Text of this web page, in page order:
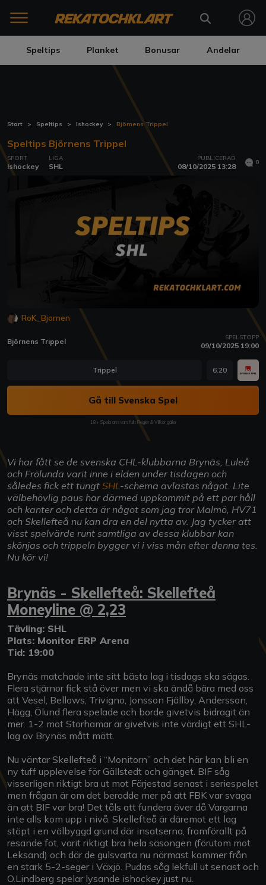
Speltips Planket Bonusar Andelar
Start Speltips Ishockey Björnens Trippel
Speltips Björnens Trippel
SPORT
Ishockey
LIGA
SHL
PUBLICERAD
08/10/2025 13:28 0
RoK_Bjornen
Björnens Trippel SPELSTOPP
09/10/2025 19:00
Trippel 6.20
Gå till Svenska Spel
18+ Spela ansvarsfullt Regler & Villkor gäller
Vi har fått se de svenska CHL-klubbarna Brynäs, Luleå
och Frölunda varit inne i elden under tisdagen och
således fick ett tungt SHL -schema avlastas något. Lite
välbehövlig paus har därmed uppkommit på ett par håll
och kanter och detta är något som jag tror Malmö, HV71
och Skellefteå nu kan dra en del nytta av. Jag tycker att
visst spelvärde runt samtliga av dessa klubbar kan
skönjas och trippeln bygger vi i viss mån efter denna tes.
Nu kör vi!
Brynäs - Skellefteå: Skellefteå
Moneyline @ 2,23
Tävling: SHL
Plats: Monitor ERP Arena
Tid: 19:00
Brynäs matchade inte sitt bästa lag i tisdags ska sägas.
Flera stjärnor fick stå över men vi ska ändå bära med oss
att Vesel, Bellows, Trivigno, Jonsson Fjällby, Andersson,
Hägg, Ölund flera spelade och borde givetvis bidragit än
mer. 1-2 mot Storhamar är givetvis inte värdigt ett SHL-
lag av Brynäs mått mätt.
Nu väntar Skellefteå i “Monitorn” och det här kan bli en
ny tuff upplevelse för Gällstedt och gänget. BIF såg
visserligen riktigt bra ut mot Färjestad senast i seriespelet
men frågan är om det berodde mer på att FBK var svaga
än att BIF var bra! Det tåls att fundera över då Vargarna
inte alls kom upp i nivå. Skellefteå är däremot ett lag
stöpt i en välbyggd grund där insatserna, framförallt på
resande fot, varit riktigt bra hela säsongen (förutom mot
Leksand) och där de gulsvarta nu närmast kommer från
en stark 5-2-seger i Växjö. Pudas såg lekfull ut senast och
O.Lindberg spelar lysande ishockey just nu.